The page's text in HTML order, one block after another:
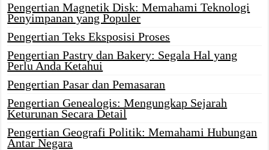
Pengertian Magnetik Disk: Memahami Teknologi
Penyimpanan yang Populer
Pengertian Teks Eksposisi Proses
Pengertian Pastry dan Bakery: Segala Hal yang
Perlu Anda Ketahui
Pengertian Pasar dan Pemasaran
Pengertian Genealogis: Mengungkap Sejarah
Keturunan Secara Detail
Pengertian Geografi Politik: Memahami Hubungan
Antar Negara